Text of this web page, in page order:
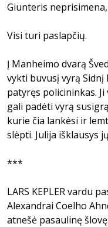
Giunteris
Visi turi paslapčių.
Į Manheimo dvarą
vykti buvusį vyrą
patyręs policininkas.
gali padėti vyrą
kurie čia lankėsi ir
slėpti. Julija išklausys
***
LARS KEPLER vardu
Alexandrai Coelho
atnešė pasaulinę